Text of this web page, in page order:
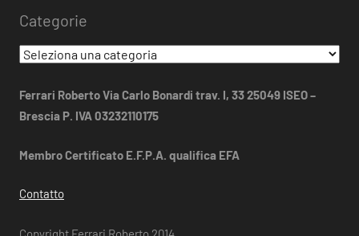
2014
Categorie
Categorie
Ferrari Roberto Via Carlo Bonardi trav. I, 33 25049 ISEO –
Brescia P. IVA 03232110175
Membro Certificato E.F.P.A. qualifica EFA
Contatto